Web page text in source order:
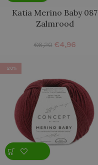
Katia Merino Baby 087
Zalmrood
€6,20 €4,96
-20%